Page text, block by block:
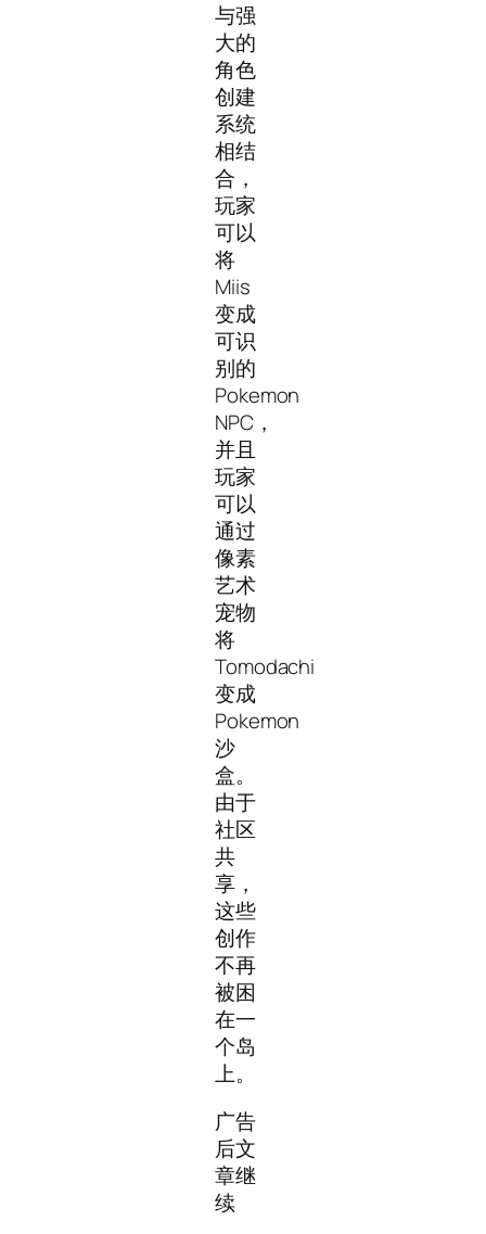
与强
大的
角色
创建
系统
相结
合，
玩家
可以
将
Miis
变成
可识
别的
Pokemon
NPC，
并且
玩家
可以
通过
像素
艺术
宠物
将
Tomodachi
变成
Pokemon
沙
盒。
由于
社区
共
享，
这些
创作
不再
被困
在一
个岛
上。
广告
后文
章继
续